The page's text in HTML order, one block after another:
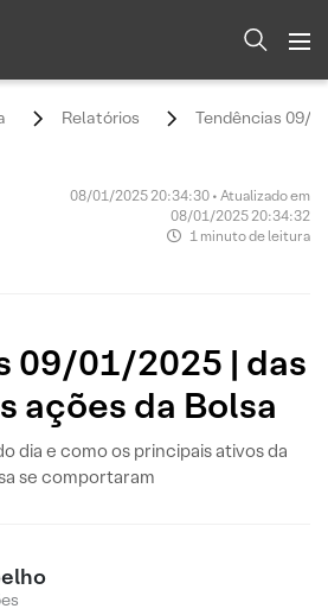
Relatórios Tendências 09/
08/01/2025 20:34:30 • Atualizado em
08/01/2025 20:34:32
1 minuto de leitura
09/01/2025 | das
ações da Bolsa
dia e como os principais ativos da
se comportaram